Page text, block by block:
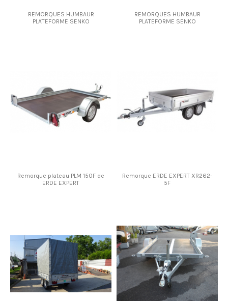
REMORQUES HUMBAUR
PLATEFORME SENKO
REMORQUES HUMBAUR
PLATEFORME SENKO
Remorque plateau PLM 150F de
ERDE EXPERT
Remorque ERDE EXPERT XR262-
5F